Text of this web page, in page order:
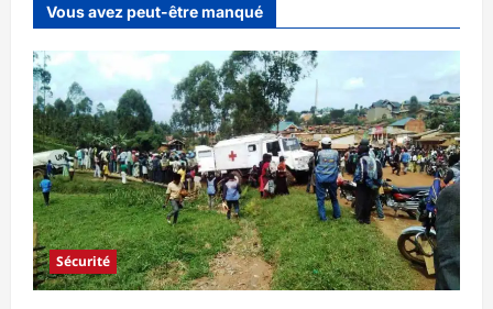
Vous avez peut-être manqué
Sécurité